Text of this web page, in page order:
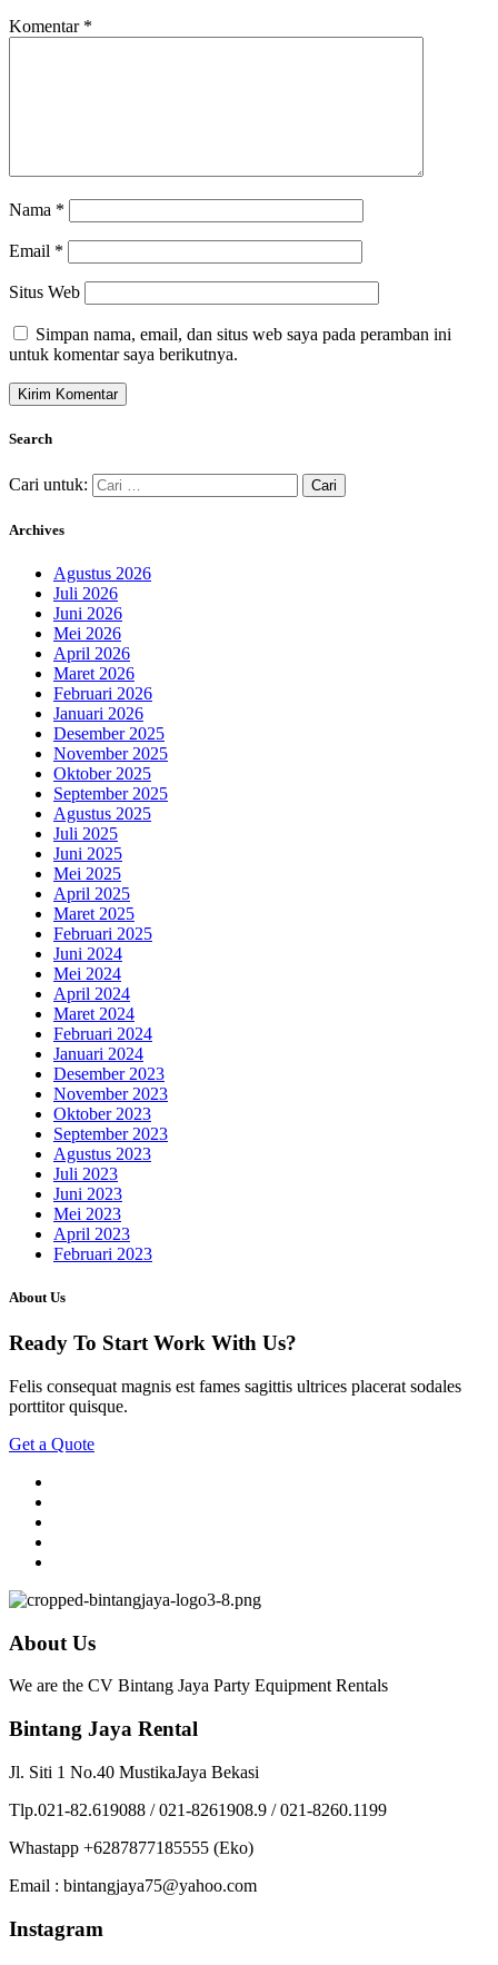
Komentar *
Nama *
Email *
Situs Web
Simpan nama, email, dan situs web saya pada peramban ini
untuk komentar saya berikutnya.
Search
Cari untuk:
Archives
Agustus 2026
Juli 2026
Juni 2026
Mei 2026
April 2026
Maret 2026
Februari 2026
Januari 2026
Desember 2025
November 2025
Oktober 2025
September 2025
Agustus 2025
Juli 2025
Juni 2025
Mei 2025
April 2025
Maret 2025
Februari 2025
Juni 2024
Mei 2024
April 2024
Maret 2024
Februari 2024
Januari 2024
Desember 2023
November 2023
Oktober 2023
September 2023
Agustus 2023
Juli 2023
Juni 2023
Mei 2023
April 2023
Februari 2023
About Us
Ready To StartWork With Us?
Felis consequat magnis est fames sagittis ultrices placerat sodales
porttitor quisque.
Get a Quote
About Us
We are the CV Bintang Jaya Party Equipment Rentals
Bintang Jaya Rental
Jl. Siti 1 No.40 MustikaJaya Bekasi
Tlp.021-82.619088 / 021-8261908.9 / 021-8260.1199
Whastapp +6287877185555 (Eko)
Email : bintangjaya75@yahoo.com
Instagram